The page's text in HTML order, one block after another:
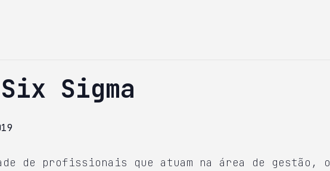
Sigma
de profissionais que atuam na área de gestão, o